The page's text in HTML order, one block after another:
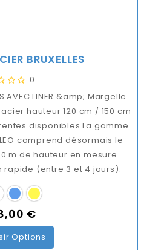
BRUXELLES
0
AVEC LINER &amp; Margelle
hauteur 120 cm / 150 cm
disponibles La gamme
comprend désormais le
m de hauteur en mesure
rapide (entre 3 et 4 jours).
€
Options